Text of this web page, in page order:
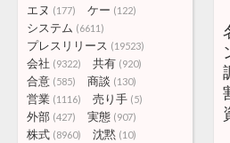
エヌ (177) ケー (122)
システム (6611)
プレスリリース (19523)
会社 (9322) 共有 (920)
合意 (585) 商談 (130)
営業 (1116) 売り手 (5)
外部 (427) 実態 (907)
株式 (8960) 沈黙 (10)